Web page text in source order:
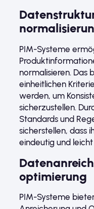
PIM-Systeme
normalisieren. Das
einheitlichen
werden, um
sicherzustellen.
Standards und
sicherstellen, dass
eindeutig und
optimierung
PIM-Systeme